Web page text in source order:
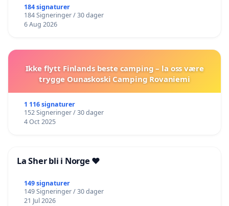
184 signaturer
184 Signeringer / 30 dager
6 Aug 2026
Ikke flytt Finlands beste camping – la oss være
trygge Ounaskoski Camping Rovaniemi
1 116 signaturer
152 Signeringer / 30 dager
4 Oct 2025
La Sher bli i Norge ❤️
149 signaturer
149 Signeringer / 30 dager
21 Jul 2026